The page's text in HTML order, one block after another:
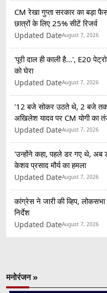
CM रेखा गुप्ता सरकार का बड़ा
छात्रों के लिए 25% सीटें रिजर्व
Updated DateAugust 7, 2026
'पूरी दाल ही काली है...', E20
को घेरा
Updated DateAugust 7, 2026
'12 बजे सोकर उठते थे, 2 बजे
अखिलेश यादव पर CM योगी का
Updated DateAugust 7, 2026
'उन्होंने कहा, पहले डर गए थे, अब
केशव प्रसाद मौर्य का हमला
Updated DateAugust 7, 2026
कांग्रेस ने जारी की व्हिप,
निर्देश
Updated DateAugust 7, 2026
मनोरंजन »